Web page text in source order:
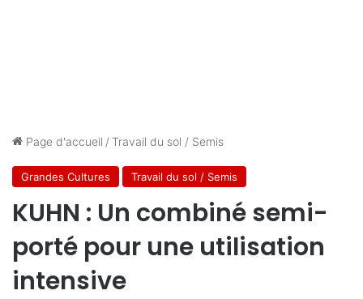
Page d'accueil /Travail du sol / Semis
Grandes Cultures Travail du sol / Semis
KUHN : Un combiné semi-
porté pour une utilisation
intensive